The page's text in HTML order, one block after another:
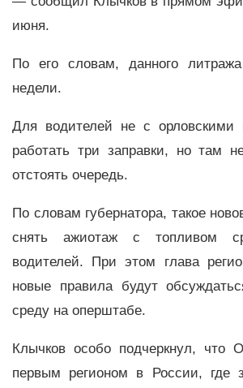
июня.
По его словам, данного
недели.
Для водителей не с орловскими
работать три заправки, но там
отстоять очередь.
По словам губернатора, такое
снять ажиотаж с топливом
водителей. При этом глава
новые правила будут
среду на оперштабе.
Клычков особо подчеркнул, что
первым регионом в России, где